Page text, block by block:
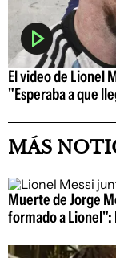
El video de Lionel
"Esperaba a que
MÁS
Muerte de Jorge
formado a Lionel":